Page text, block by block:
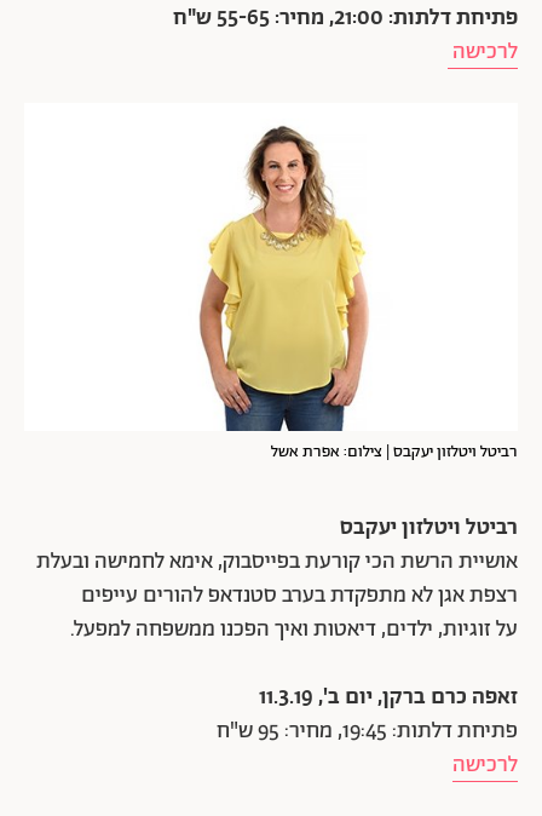
פתיחת דלתות: 21:00, מחיר: 55-65 ש"ח
לרכישה
רביטל ויטלזון יעקבס | צילום: אפרת אשל
רביטל ויטלזון יעקבס
אושיית הרשת הכי קורעת בפייסבוק, אימא לחמישה ובעלת
רצפת אגן לא מתפקדת בערב סטנדאפ להורים עייפים
על זוגיות, ילדים, דיאטות ואיך הפכנו ממשפחה למפעל.
זאפה כרם ברקן, יום ב', 11.3.19
פתיחת דלתות: 19:45, מחיר: 95 ש"ח
לרכישה